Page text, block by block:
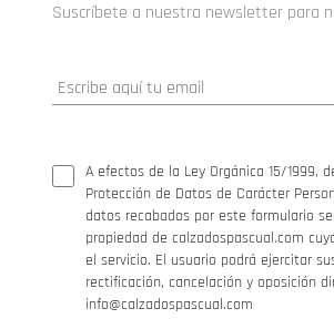
Suscríbete a nuestra newsletter para
A efectos de la Ley Orgánica 15/1999,
Protección de Datos de Carácter
datos recabados por este formulario
propiedad de calzadospascual.com
el servicio. El usuario podrá ejercitar
rectificación, cancelación y oposición
info@calzadospascual.com